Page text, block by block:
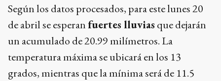
Según los datos procesados, para este lunes 20
de abril se esperanfuertes lluvias que dejarán
un acumulado de 20.99 milímetros. La
temperatura máxima se ubicará en los 13
grados, mientras que la mínima será de 11.5